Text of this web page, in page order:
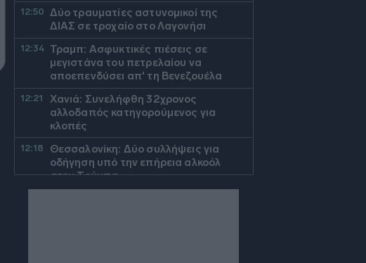
12:50 Δύο τραυματίες αστυνομικοί της
ΔΙΑΣ σε τροχαίο στο Λαγονήσι
12:34
Τραμπ: Ασφυκτικές πιέσεις σε
μεγιστάνα του πετρελαίου να
αποεπενδύσει απ' τη Βενεζουέλα
12:21
Χανιά: Συνελήφθη 32χρονος
αλλοδαπός κατηγορούμενος για
κλοπές
12:18
Θεσσαλονίκη: Δύο συλλήψεις για
οδήγηση υπό την επήρεια αλκοόλ
στην Τούμπα